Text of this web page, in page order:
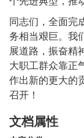
同志们，全面完
务相当艰巨。我
展道路，振奋精
大职工群众靠正
作出新的更大的
召开！
文档属性